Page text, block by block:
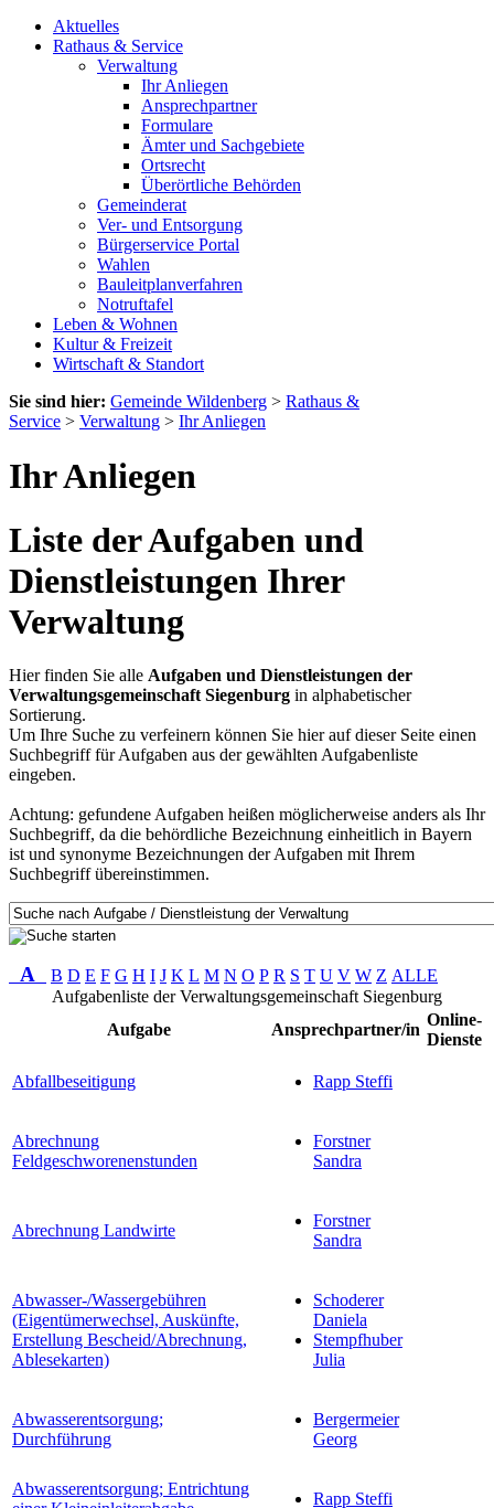
Aktuelles
Rathaus & Service
Verwaltung
Ihr Anliegen
Ansprechpartner
Formulare
Ämter und Sachgebiete
Ortsrecht
Überörtliche Behörden
Gemeinderat
Ver- und Entsorgung
Bürgerservice Portal
Wahlen
Bauleitplanverfahren
Notruftafel
Leben & Wohnen
Kultur & Freizeit
Wirtschaft & Standort
Sie sind hier: Gemeinde Wildenberg > Rathaus &
Service > Verwaltung > Ihr Anliegen
Ihr Anliegen
Liste der Aufgaben und
Dienstleistungen Ihrer
Verwaltung
Hier finden Sie alle Aufgaben und Dienstleistungen der
Verwaltungsgemeinschaft Siegenburg in alphabetischer
Sortierung.
Um Ihre Suche zu verfeinern können Sie hier auf dieser Seite einen
Suchbegriff für Aufgaben aus der gewählten Aufgabenliste
eingeben.
Achtung: gefundene Aufgaben heißen möglicherweise anders als Ihr
Suchbegriff, da die behördliche Bezeichnung einheitlich in Bayern
ist und synonyme Bezeichnungen der Aufgaben mit Ihrem
Suchbegriff übereinstimmen.
A B D E F G H I J K L M N O P R S T U V W Z ALLE
Aufgabenliste der Verwaltungsgemeinschaft Siegenburg
Aufgabe
Ansprechpartner/in
Online-
Dienste
Abfallbeseitigung Rapp Steffi
Abrechnung
Feldgeschworenenstunden
Forstner
Sandra
Abrechnung Landwirte
Forstner
Sandra
Abwasser-/Wassergebühren
(Eigentümerwechsel, Auskünfte,
Erstellung Bescheid/Abrechnung,
Ablesekarten)
Schoderer
Daniela
Stempfhuber
Julia
Abwasserentsorgung;
Durchführung
Bergermeier
Georg
Abwasserentsorgung; Entrichtung
Rapp Steffi